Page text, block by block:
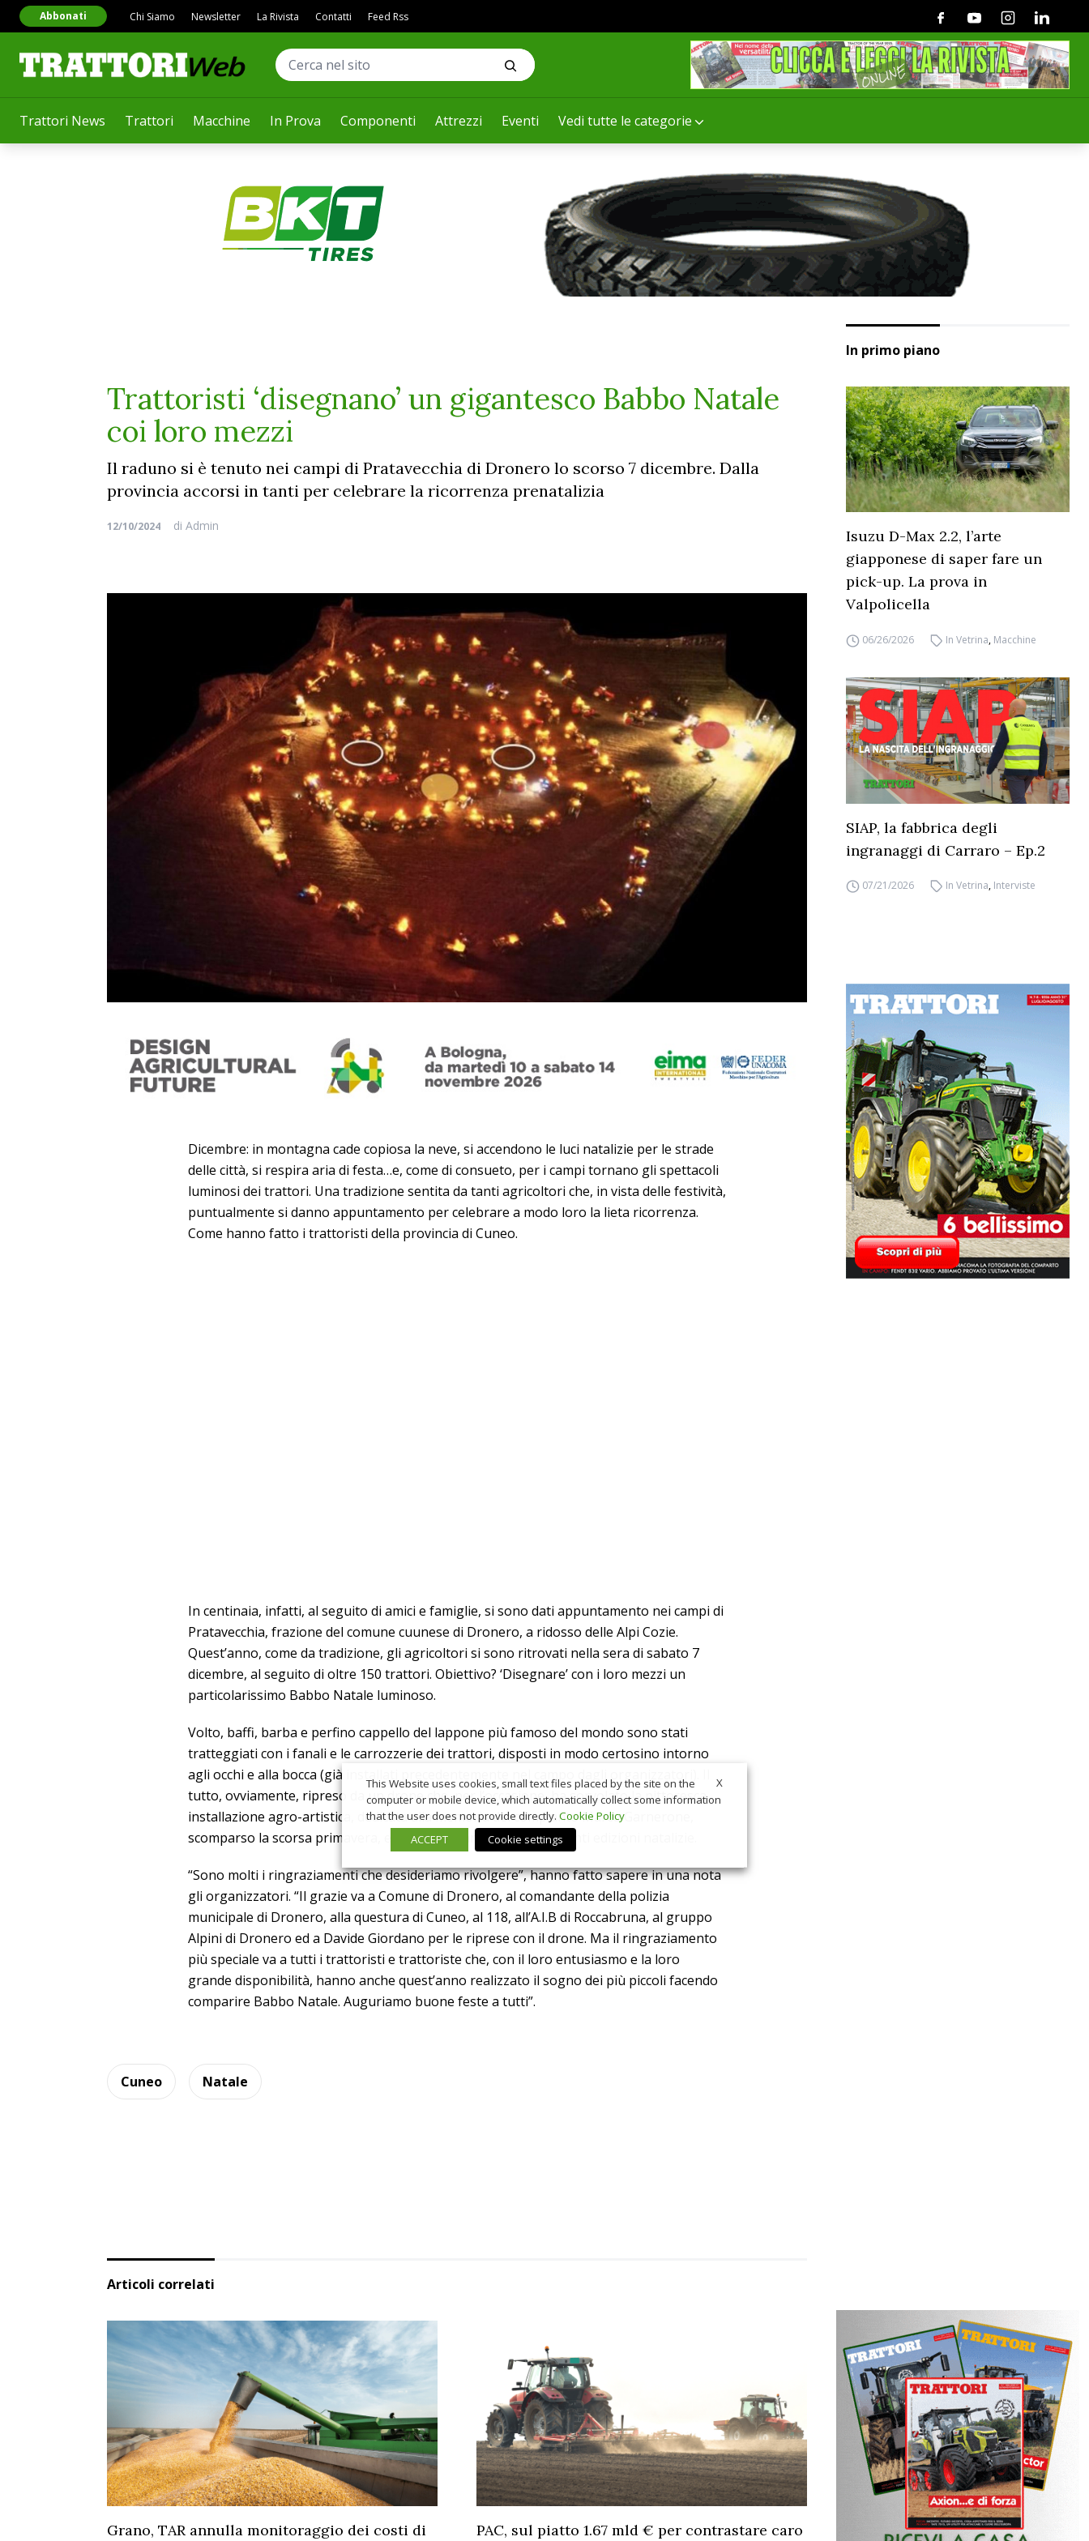
Trattori News Trattori Macchine In Prova Componenti Attrezzi Eventi Vedi tutte le categorie
Abbonati Chi Siamo Newsletter La Rivista Contatti Feed Rss FacebookYoutubeInstagramLinkedin
Trattoristi ‘disegnano’ un gigantesco Babbo Natale
coi loro mezzi
Il raduno si è tenuto nei campi di Pratavecchia di Dronero lo scorso 7 dicembre. Dalla
provincia accorsi in tanti per celebrare la ricorrenza prenatalizia
12/10/2024 di Admin
Dicembre: in montagna cade copiosa la neve, si accendono le luci natalizie per le strade
delle città, si respira aria di festa…e, come di consueto, per i campi tornano gli spettacoli
luminosi dei trattori. Una tradizione sentita da tanti agricoltori che, in vista delle festività,
puntualmente si danno appuntamento per celebrare a modo loro la lieta ricorrenza.
Come hanno fatto i trattoristi della provincia di Cuneo.
In centinaia, infatti, al seguito di amici e famiglie, si sono dati appuntamento nei campi di
Pratavecchia, frazione del comune cuunese di Dronero, a ridosso delle Alpi Cozie.
Quest’anno, come da tradizione, gli agricoltori si sono ritrovati nella sera di sabato 7
dicembre, al seguito di oltre 150 trattori. Obiettivo? ‘Disegnare’ con i loro mezzi un
particolarissimo Babbo Natale luminoso.
Volto, baffi, barba e perfino cappello del lappone più famoso del mondo sono stati
tratteggiati con i fanali e le carrozzerie dei trattori, disposti in modo certosino intorno
agli occhi e alla bocca (già installati precedentemente nel campo dagli organizzatori). Il
tutto, ovviamente, ripreso da un drone che, per l’occasione, ha sorvolato la pittoresca
installazione agro-artistica, dedicata alla memoria del compianto Marco Garnerone,
scomparso la scorsa primavera, e fautore di tante delle precedenti edizioni natalizie.
“Sono molti i ringraziamenti che desideriamo rivolgere”, hanno fatto sapere in una nota
gli organizzatori. “Il grazie va a Comune di Dronero, al comandante della polizia
municipale di Dronero, alla questura di Cuneo, al 118, all’A.I.B di Roccabruna, al gruppo
Alpini di Dronero ed a Davide Giordano per le riprese con il drone. Ma il ringraziamento
più speciale va a tutti i trattoristi e trattoriste che, con il loro entusiasmo e la loro
grande disponibilità, hanno anche quest’anno realizzato il sogno dei più piccoli facendo
comparire Babbo Natale. Auguriamo buone feste a tutti”.
Cuneo Natale
In primo piano
Isuzu D-Max 2.2, l’arte
giapponese di saper fare un
pick-up. La prova in
Valpolicella
06/26/2026 In Vetrina, Macchine
SIAP, la fabbrica degli
ingranaggi di Carraro – Ep.2
07/21/2026 In Vetrina, Interviste
Articoli correlati
Grano, TAR annulla monitoraggio dei costi di PAC, sul piatto 1.67 mld € per contrastare caro
X
This Website uses cookies, small text files placed by the site on the
computer or mobile device, which automatically collect some information
that the user does not provide directly. Cookie Policy
ACCEPT
Cookie settings